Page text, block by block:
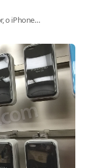
o iPhone…